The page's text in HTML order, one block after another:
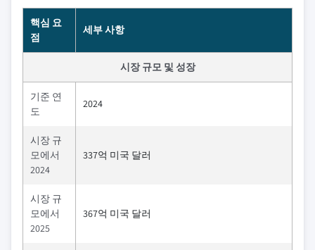
핵심 요
점
세부 사항
시장 규모 및 성장
기준 연
도
2024
시장 규
모에서
2024
337억 미국 달러
시장 규
모에서
2025
367억 미국 달러